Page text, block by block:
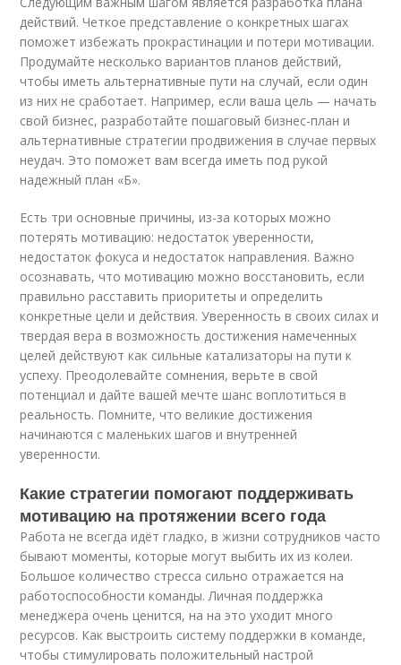
действий. Четкое представление о конкретных шагах
поможет избежать прокрастинации и потери мотивации.
Продумайте несколько вариантов планов действий,
чтобы иметь альтернативные пути на случай, если один
из них не сработает. Например, если ваша цель — начать
свой бизнес, разработайте пошаговый бизнес-план и
альтернативные стратегии продвижения в случае первых
неудач. Это поможет вам всегда иметь под рукой
надежный план «Б».
Есть три основные причины, из-за которых можно
потерять мотивацию: недостаток уверенности,
недостаток фокуса и недостаток направления. Важно
осознавать, что мотивацию можно восстановить, если
правильно расставить приоритеты и определить
конкретные цели и действия. Уверенность в своих силах и
твердая вера в возможность достижения намеченных
целей действуют как сильные катализаторы на пути к
успеху. Преодолевайте сомнения, верьте в свой
потенциал и дайте вашей мечте шанс воплотиться в
реальность. Помните, что великие достижения
начинаются с маленьких шагов и внутренней
уверенности.
Какие стратегии помогают поддерживать
мотивацию на протяжении всего года
Работа не всегда идёт гладко, в жизни сотрудников часто
бывают моменты, которые могут выбить их из колеи.
Большое количество стресса сильно отражается на
работоспособности команды. Личная поддержка
менеджера очень ценится, на на это уходит много
ресурсов. Как выстроить систему поддержки в команде,
чтобы стимулировать положительный настрой